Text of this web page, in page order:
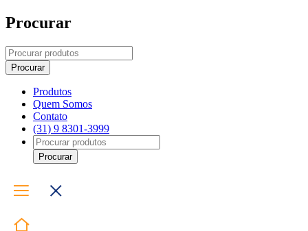
Procurar
Produtos
Quem Somos
Contato
(31) 9 8301-3999